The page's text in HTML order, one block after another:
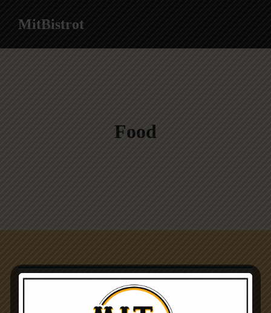
MitBistrot
Food
Non è stato trovato nessun prodotto che
corrisponde alla tua selezione.